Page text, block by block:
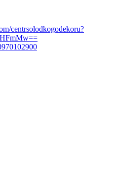
centrsolodkogodekoru?